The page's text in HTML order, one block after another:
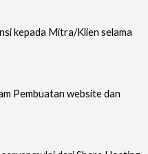
kepada Mitra/Klien selama
Pembuatan website dan